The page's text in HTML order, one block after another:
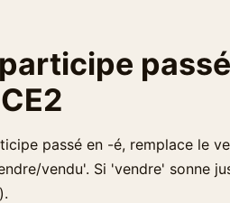
passé en -é, remplace le
vendu'. Si 'vendre' sonne